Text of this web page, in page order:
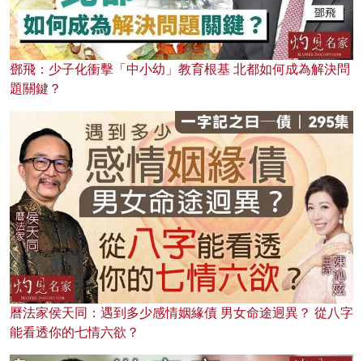
鄧飛：少子化衝擊「中小幼」教育根基 北都如何成為解決問
題關鍵？
曆法家侯天同：遇到多少感情姻緣債 男女命途迥異？ 從八字
能看透你的七情六欲？